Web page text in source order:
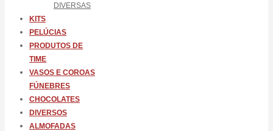
DIVERSAS
KITS
PELÚCIAS
PRODUTOS DE
TIME
VASOS E COROAS
FÚNEBRES
CHOCOLATES
DIVERSOS
ALMOFADAS